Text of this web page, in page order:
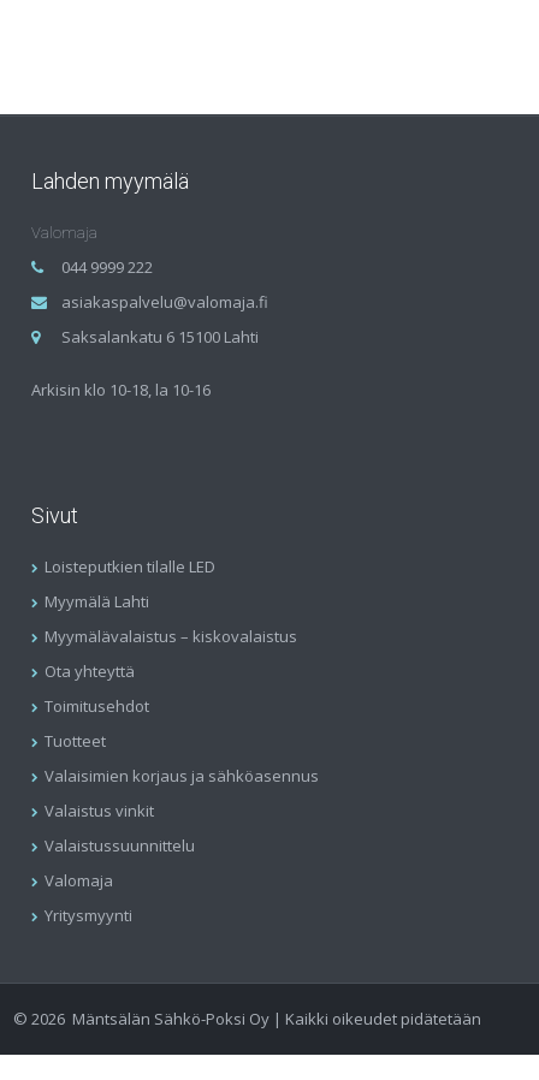
Lahden myymälä
Valomaja
044 9999 222
asiakaspalvelu@valomaja.fi
Saksalankatu 6 15100 Lahti
Arkisin klo 10-18, la 10-16
Sivut
Loisteputkien tilalle LED
Myymälä Lahti
Myymälävalaistus – kiskovalaistus
Ota yhteyttä
Toimitusehdot
Tuotteet
Valaisimien korjaus ja sähköasennus
Valaistus vinkit
Valaistussuunnittelu
Valomaja
Yritysmyynti
©2026 Mäntsälän Sähkö-Poksi Oy | Kaikki oikeudet pidätetään